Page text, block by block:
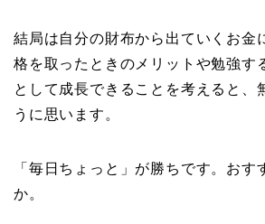
結局は自分の財布から出ていくお金
格を取ったときのメリットや勉強す
として成長できることを考えると、
うに思います。
「毎日ちょっと」が勝ちです。おす
か。